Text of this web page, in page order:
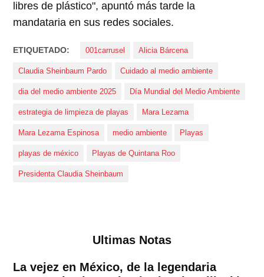
libres de plástico", apuntó más tarde la
mandataria en sus redes sociales.
ETIQUETADO: 001carrusel Alicia Bárcena
Claudia Sheinbaum Pardo Cuidado al medio ambiente
dia del medio ambiente 2025 Día Mundial del Medio Ambiente
estrategia de limpieza de playas Mara Lezama
Mara Lezama Espinosa medio ambiente Playas
playas de méxico Playas de Quintana Roo
Presidenta Claudia Sheinbaum
Ultimas Notas
La vejez en México, de la legendaria